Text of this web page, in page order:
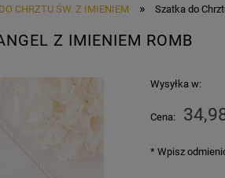
CHRZTU ŚW. Z IMIENIEM » Szatka do
Z IMIENIEM ROMB
Wysyłka w:
Cena:
* Wpisz